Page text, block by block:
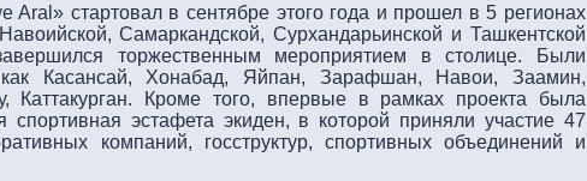
Aral» стартовал в сентябре этого года и прошел в 5 регионах
Самаркандской, Сурхандарьинской и Ташкентской
торжественным мероприятием в столице. Были
Касансай, Хонабад, Яйпан, Зарафшан, Навои, Заамин,
Каттакурган. Кроме того, впервые в рамках проекта была
спортивная эстафета экиден, в которой приняли участие 47
компаний, госструктур, спортивных объединений и